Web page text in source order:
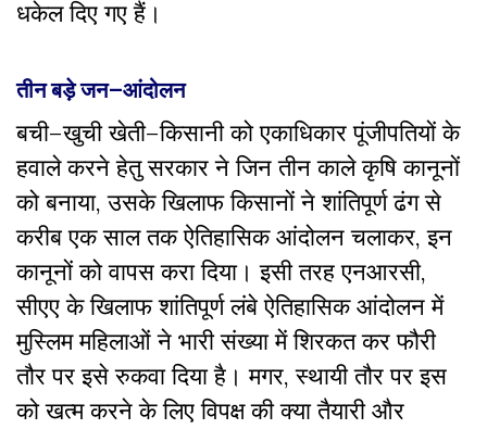
धकेल दिए गए हैं।
तीनबड़ेजन–आंदोलन
बची–खुची खेती–किसानी को एकाधिकार पूंजीपतियों के
हवाले करने हेतु सरकार ने जिन तीन काले कृषि कानूनों
को बनाया,उसके खिलाफ किसानों ने शांतिपूर्ण ढंग से
करीब एक साल तक ऐतिहासिक आंदोलन चलाकर,इन
कानूनों को वापस करा दिया। इसी तरह एनआरसी,
सीएए के खिलाफ शांतिपूर्ण लंबे ऐतिहासिक आंदोलन में
मुस्लिम महिलाओं ने भारी संख्या में शिरकत कर फौरी
तौर पर इसे रुकवा दिया है। मगर,स्थायी तौर पर इस
को खत्म करने के लिए विपक्ष की क्या तैयारी और